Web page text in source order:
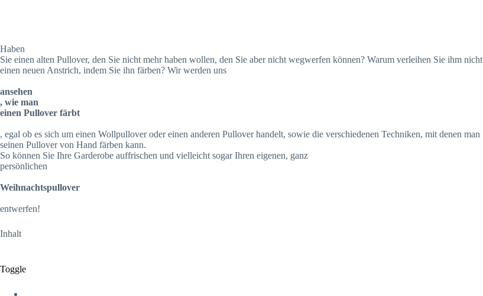
Haben
Sie einen alten Pullover, den Sie nicht mehr haben wollen, den Sie aber nicht wegwerfen können? Warum verleihen Sie ihm nicht
einen neuen Anstrich, indem Sie ihn färben? Wir werden uns
ansehen
, wie man
einen Pullover färbt
, egal ob es sich um einen Wollpullover oder einen anderen Pullover handelt, sowie die verschiedenen Techniken, mit denen man
seinen Pullover von Hand färben kann.
So können Sie Ihre Garderobe auffrischen und vielleicht sogar Ihren eigenen, ganz
persönlichen
Weihnachtspullover
entwerfen!
Inhalt
Toggle